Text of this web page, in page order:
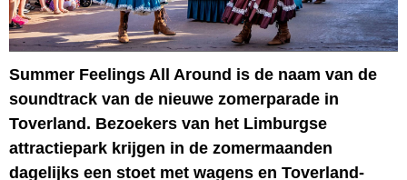
Summer Feelings All Around is de naam van de
soundtrack van de nieuwe zomerparade in
Toverland. Bezoekers van het Limburgse
attractiepark krijgen in de zomermaanden
dagelijks een stoet met wagens en Toverland-